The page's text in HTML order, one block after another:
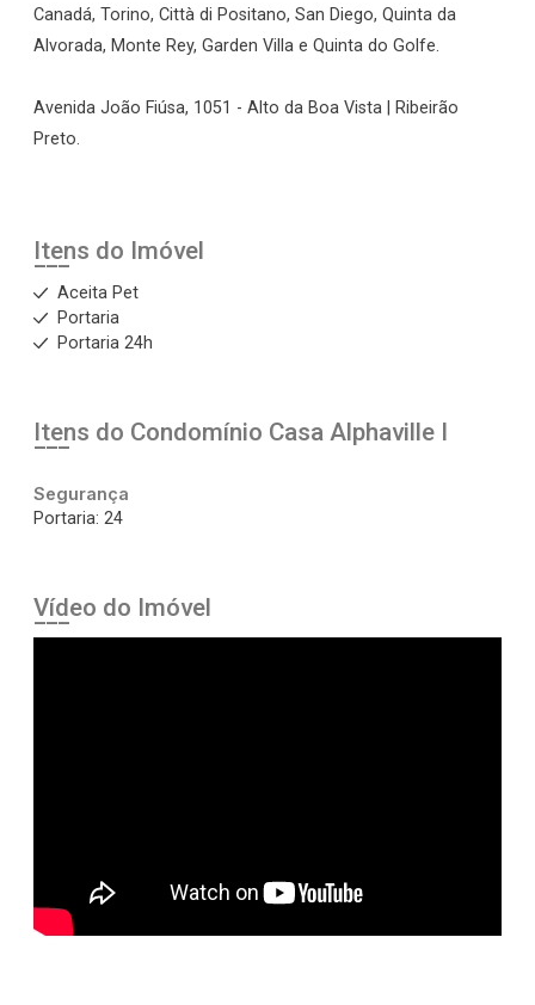
Canadá, Torino, Città di Positano, San Diego, Quinta da
Alvorada, Monte Rey, Garden Villa e Quinta do Golfe.
Avenida João Fiúsa, 1051 - Alto da Boa Vista | Ribeirão
Preto.
Itens do Imóvel
Aceita Pet
Portaria
Portaria 24h
Itens do Condomínio Casa Alphaville I
Segurança
Portaria: 24
Vídeo do Imóvel